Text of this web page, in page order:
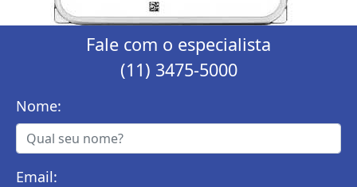
Fale com o especialista
(11) 3475-5000
Nome:
Email: